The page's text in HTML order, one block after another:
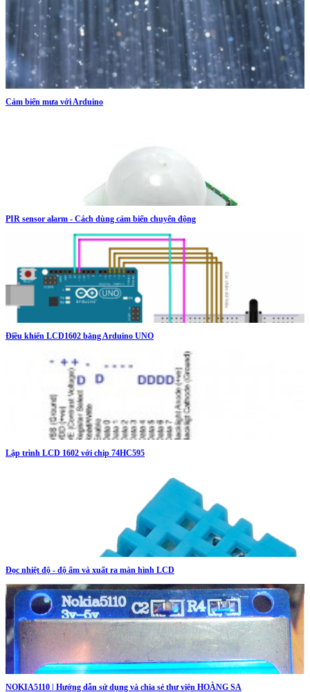
Cảm biến mưa với Arduino
PIR sensor alarm - Cách dùng cảm biến chuyển động
Điều khiển LCD1602 bằng Arduino UNO
Lập trình LCD 1602 với chip 74HC595
Đọc nhiệt độ - độ ẩm và xuất ra màn hình LCD
NOKIA5110 | Hướng dẫn sử dụng và chia sẻ thư viện HOÀNG SA